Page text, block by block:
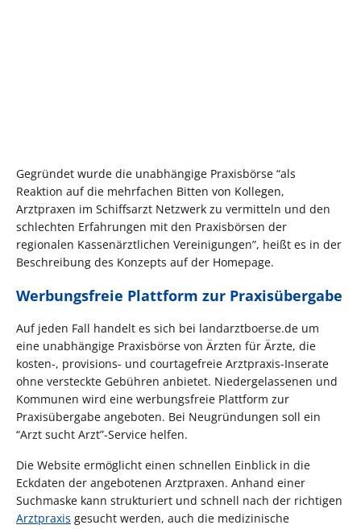
Gegründet wurde die unabhängige Praxisbörse “als
Reaktion auf die mehrfachen Bitten von Kollegen,
Arztpraxen im Schiffsarzt Netzwerk zu vermitteln und den
schlechten Erfahrungen mit den Praxisbörsen der
regionalen Kassenärztlichen Vereinigungen”, heißt es in der
Beschreibung des Konzepts auf der Homepage.
Werbungsfreie Plattform zur Praxisübergabe
Auf jeden Fall handelt es sich bei landarztboerse.de um
eine unabhängige Praxisbörse von Ärzten für Ärzte, die
kosten-, provisions- und courtagefreie Arztpraxis-Inserate
ohne versteckte Gebühren anbietet. Niedergelassenen und
Kommunen wird eine werbungsfreie Plattform zur
Praxisübergabe angeboten. Bei Neugründungen soll ein
“Arzt sucht Arzt”-Service helfen.
Die Website ermöglicht einen schnellen Einblick in die
Eckdaten der angebotenen Arztpraxen. Anhand einer
Suchmaske kann strukturiert und schnell nach der richtigen
Arztpraxis gesucht werden, auch die medizinische